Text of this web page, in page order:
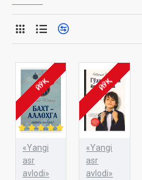
ЙЎҚ
«Yangi
asr
avlodi»
ЙЎҚ
«Yangi
asr
avlodi»